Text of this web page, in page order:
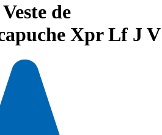
Veste de
Xpr Lf J V